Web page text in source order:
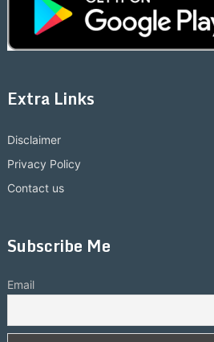
Extra Links
Disclaimer
Privacy Policy
Contact us
Subscribe Me
Email